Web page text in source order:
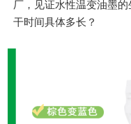
厂，见证水性温变油墨
干时间具体多长？